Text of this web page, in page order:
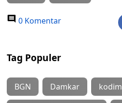
0 Komentar
Tag Populer
BGN Damkar kodim